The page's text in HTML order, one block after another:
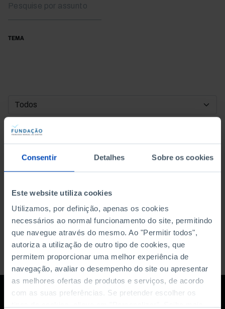
Consentir Detalhes Sobre os cookies
Este website utiliza cookies
Utilizamos, por definição, apenas os cookies
necessários ao normal funcionamento do site, permitindo
que navegue através do mesmo. Ao "Permitir todos",
autoriza a utilização de outro tipo de cookies, que
permitem proporcionar uma melhor experiência de
navegação, avaliar o desempenho do site ou apresentar
as melhores ofertas de produtos e serviços, de acordo
com as suas preferências. Se pretender escolher os
TEMA
DATA DE INÍCIO
DATA DE FIM